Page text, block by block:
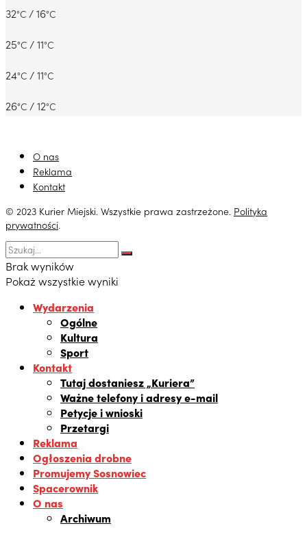
32°C / 16°C
25°C / 11°C
24°C / 11°C
26°C / 12°C
O nas
Reklama
Kontakt
© 2023 Kurier Miejski. Wszystkie prawa zastrzeżone. Polityka
prywatności.
Brak wyników
Pokaż wszystkie wyniki
Wydarzenia
Ogólne
Kultura
Sport
Kontakt
Tutaj dostaniesz „Kuriera”
Ważne telefony i adresy e-mail
Petycje i wnioski
Przetargi
Reklama
Ogłoszenia drobne
Promujemy Sosnowiec
Spacerownik
O nas
Archiwum